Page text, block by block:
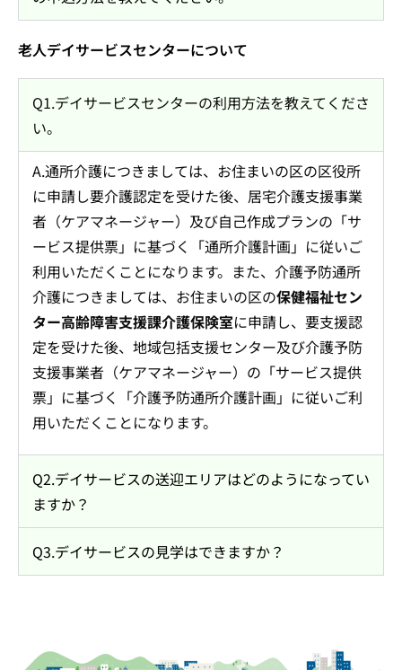
老人デイサービスセンターについて
Q1.デイサービスセンターの利用方法を教えてくださ
い。
A.通所介護につきましては、お住まいの区の区役所
に申請し要介護認定を受けた後、居宅介護支援事業
者（ケアマネージャー）及び自己作成プランの「サ
ービス提供票」に基づく「通所介護計画」に従いご
利用いただくことになります。また、介護予防通所
介護につきましては、お住まいの区の保健福祉セン
ター高齢障害支援課介護保険室に申請し、要支援認
定を受けた後、地域包括支援センター及び介護予防
支援事業者（ケアマネージャー）の「サービス提供
票」に基づく「介護予防通所介護計画」に従いご利
用いただくことになります。
Q2.デイサービスの送迎エリアはどのようになってい
ますか？
Q3.デイサービスの見学はできますか？